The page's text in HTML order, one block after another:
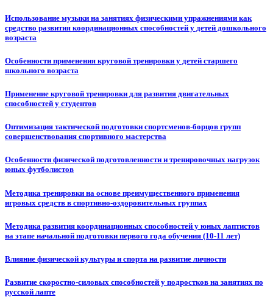
Использование музыки на занятиях физическими упражнениями как
средство развития координационных способностей у детей дошкольного
возраста
Особенности применения круговой тренировки у детей старшего
школьного возраста
Применение круговой тренировки для развития двигательных
способностей у студентов
Оптимизация тактической подготовки спортсменов-борцов групп
совершенствования спортивного мастерства
Особенности физической подготовленности и тренировочных нагрузок
юных футболистов
Методика тренировки на основе преимущественного применения
игровых средств в спортивно-оздоровительных группах
Методика развития координационных способностей у юных лаптистов
на этапе начальной подготовки первого года обучения (10-11 лет)
Влияние физической культуры и спорта на развитие личности
Развитие скоростно-силовых способностей у подростков на занятиях по
русской лапте